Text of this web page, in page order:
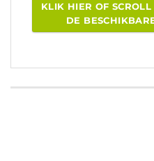
KLIK HIER OF
DE